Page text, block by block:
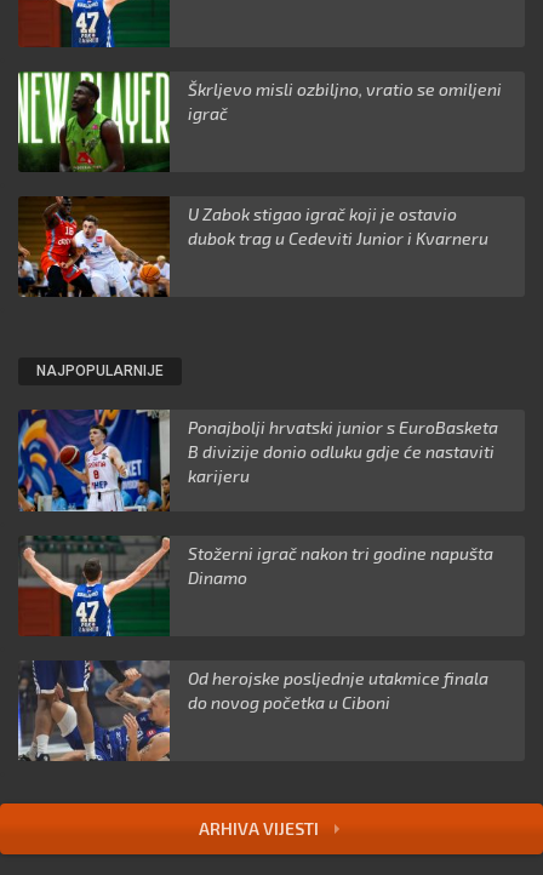
Škrljevo misli ozbiljno, vratio se omiljeni
igrač
U Zabok stigao igrač koji je ostavio
dubok trag u Cedeviti Junior i Kvarneru
NAJPOPULARNIJE
Ponajbolji hrvatski junior s EuroBasketa
B divizije donio odluku gdje će nastaviti
karijeru
Stožerni igrač nakon tri godine napušta
Dinamo
Od herojske posljednje utakmice finala
do novog početka u Ciboni
ARHIVA VIJESTI